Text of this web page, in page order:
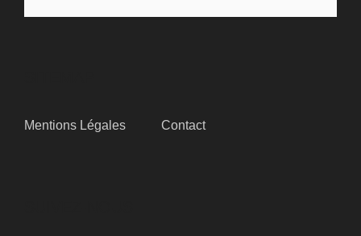
Mentions Légales Contact